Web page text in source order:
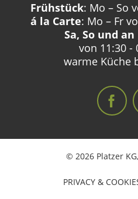
Frühstück: Mo – So
á la Carte: Mo – Fr
Sa, So und
von 11:30 -
warme Küche
© 2026 Platzer KG,
PRIVACY &